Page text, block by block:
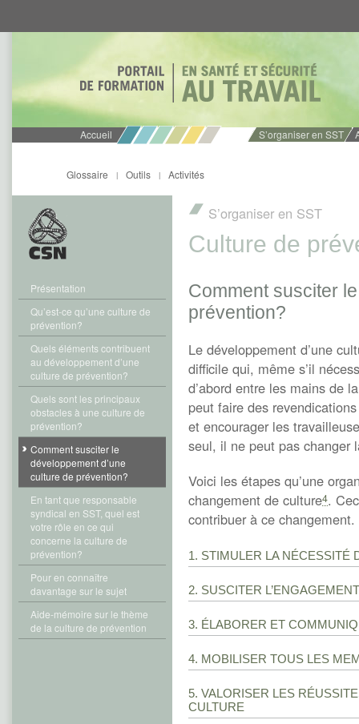
au
au
Accueil S’organiser en SST
Activités
Outils |
Glossaire |
Présentation
Qu’est-ce qu’une culture de
prévention?
Quels éléments contribuent
au développement d’une
culture de prévention?
Quels sont les principaux
obstacles à une culture de
prévention?
Comment susciter le
développement d’une
culture de prévention?
En tant que responsable
syndical en SST, quel est
votre rôle en ce qui
concerne la culture de
prévention?
Pour en connaître
davantage sur le sujet
Aide-mémoire sur le thème
de la culture de prévention
S’organiser en SST
Culture de
Comment susciter
prévention?
Le développement d’une
difficile qui, même s’il
d’abord entre les mains de
peut faire des
et encourager les
seul, il ne peut pas changer
Voici les étapes qu’une
changement de culture4.
contribuer à ce changement.
1. STIMULER LA NÉCESSITÉ
2. SUSCITER
3. ÉLABORER ET
4. MOBILISER TOUS LES
5. VALORISER LES
CULTURE